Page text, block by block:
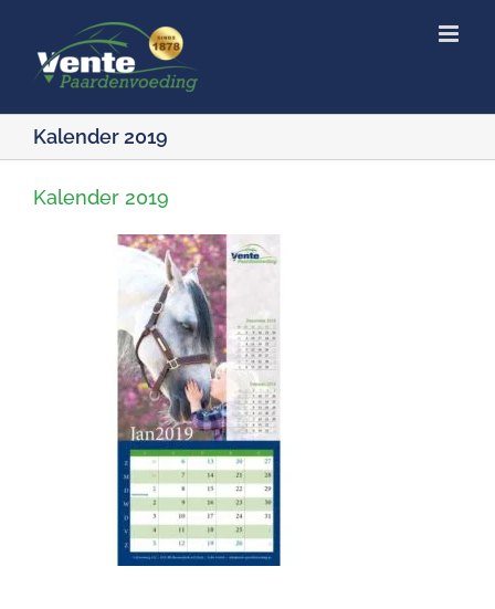
inhoud
Kalender 2019
Kalender 2019